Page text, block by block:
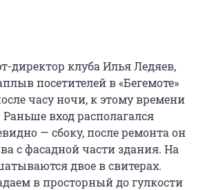
директор клуба Илья Ледяев,
посетителей в «Бегемоте»
часу ночи, к этому времени
вход располагался
— сбоку, после ремонта он
с фасадной части здания. На
двое в свитерах.
в просторный до гулкости